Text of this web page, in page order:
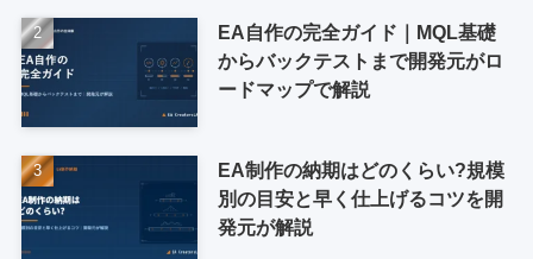
EA自作の完全ガイド｜MQL基礎
からバックテストまで開発元がロ
ードマップで解説
EA制作の納期はどのくらい?規模
別の目安と早く仕上げるコツを開
発元が解説